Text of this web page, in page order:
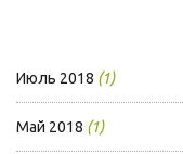
Июль 2018 (1)
Май 2018 (1)